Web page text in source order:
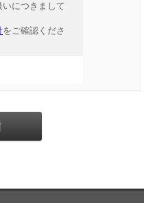
につきまして
をご確認くださ